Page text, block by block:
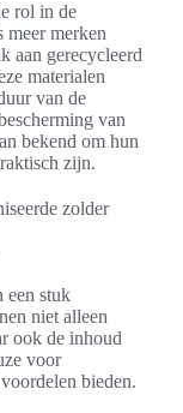
rol in de
meer merken
aan gerecycleerd
materialen
van de
van
bekend om hun
zijn.
een stuk
niet alleen
ook de inhoud
voor
bieden.